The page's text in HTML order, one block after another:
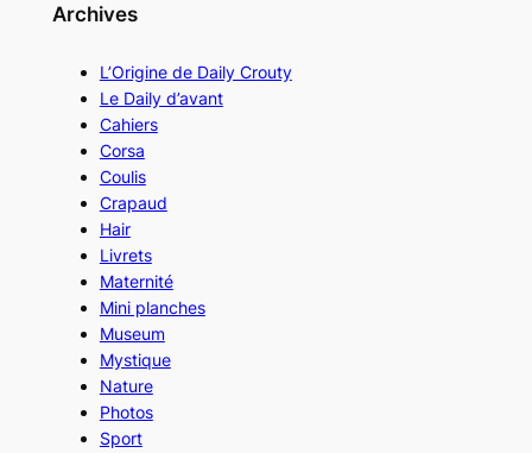
Archives
L’Origine de Daily Crouty
Le Daily d’avant
Cahiers
Corsa
Coulis
Crapaud
Hair
Livrets
Maternité
Mini planches
Museum
Mystique
Nature
Photos
Sport